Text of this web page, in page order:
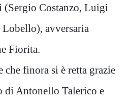
Costanzo, Luigi
Lobello), avversaria
Fiorita.
finora si è retta grazie
di Antonello Talerico e